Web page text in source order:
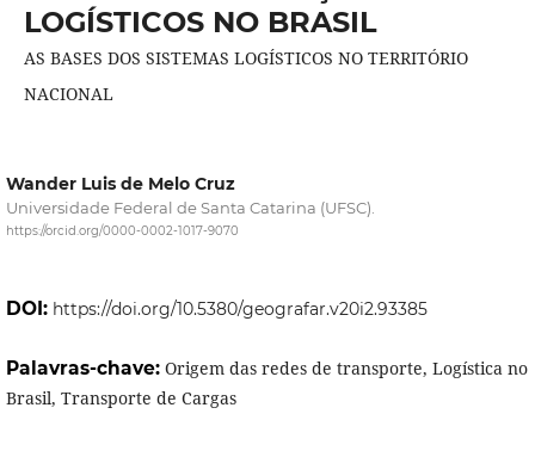
LOGÍSTICOS NO BRASIL
AS BASES DOS SISTEMAS LOGÍSTICOS NO TERRITÓRIO
NACIONAL
Wander Luis de Melo Cruz
Universidade Federal de Santa Catarina (UFSC).
https://orcid.org/0000-0002-1017-9070
DOI: https://doi.org/10.5380/geografar.v20i2.93385
Palavras-chave: Origem das redes de transporte, Logística no
Brasil, Transporte de Cargas